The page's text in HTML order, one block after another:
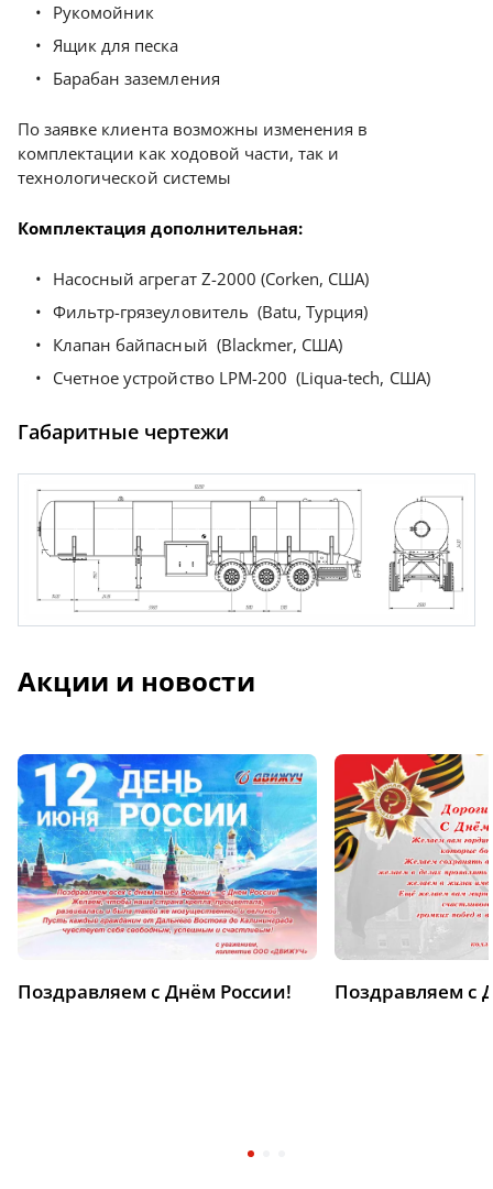
Рукомойник
Ящик для песка
Барабан заземления
По заявке клиента возможны изменения в
комплектации как ходовой части, так и
технологической системы
Комплектация дополнительная:
Насосный агрегат Z-2000 (Corken, США)
Фильтр-грязеуловитель (Batu, Турция)
Клапан байпасный (Blackmer, США)
Счетное устройство LPM-200 (Liqua-tech, США)
Габаритные чертежи
Акции и новости
Поздравляем с Днём России! Поздравляем с